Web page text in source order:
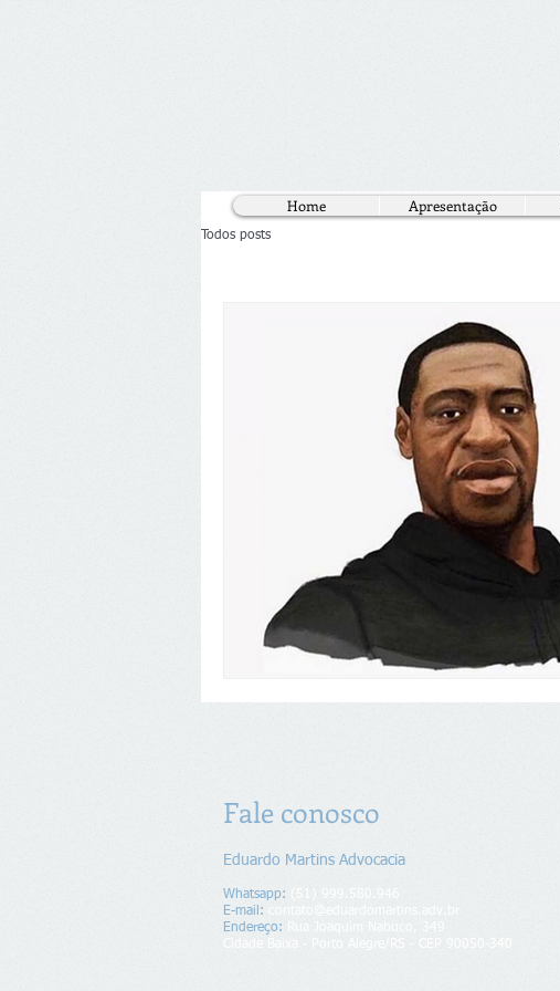
Home Apresentação
Todos posts
Eduardo Martins Advocacia
Whatsapp:
(51) 999.580.946
E-mail:
contato@eduardomartins.adv.br
Endereço​​​​​​:
Rua Joaquim Nabuco, 349
Cidade Baixa - Porto Alegre/RS - CEP 90050-340
Fale conosco